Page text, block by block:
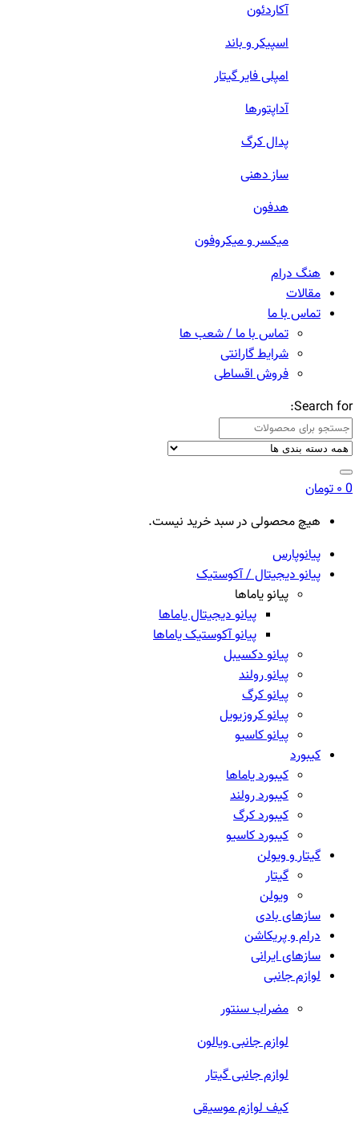
آکاردئون
اسپیکر و باند
امپلی فایر گیتار
آداپتورها
پدال کرگ
ساز دهنی
هدفون
میکسر و میکروفون
هنگ درام
مقالات
تماس با ما
تماس با ما / شعب ها
شرایط گارانتی
فروش اقساطی
Search for:
0۰تومان
هیچ محصولی در سبد خرید نیست.
پیانوپارس
پیانو دیجیتال / آکوستیک
پیانو یاماها
پیانو دیجیتال یاماها
پیانو آکوستیک یاماها
پیانو دکسیبل
پیانو رولند
پیانو کرگ
پیانو کروزیویل
پیانو کاسیو
کیبورد
کیبورد یاماها
کیبورد رولند
کیبورد کرگ
کیبورد کاسیو
گیتار و ویولن
گیتار
ویولن
سازهای بادی
درام و پریکاشن
سازهای ایرانی
لوازم جانبی
مضراب سنتور
لوازم جانبی ویالون
لوازم جانبی گیتار
کیف لوازم موسیقی